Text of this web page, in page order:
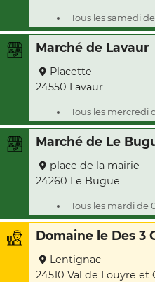
Tous les samedi
Marché de Lavaur
Placette
24550 Lavaur
Tous les mercredi
Marché de Le
place de la mairie
24260 Le Bugue
Tous les mardi de
Domaine le Des 3
Lentignac
24510 Val de Louyre et